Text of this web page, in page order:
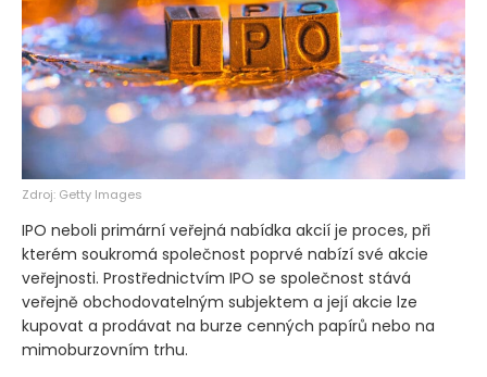
Zdroj: Getty Images
IPO neboli primární veřejná nabídka akcií je proces, při
kterém soukromá společnost poprvé nabízí své akcie
veřejnosti. Prostřednictvím IPO se společnost stává
veřejně obchodovatelným subjektem a její akcie lze
kupovat a prodávat na burze cenných papírů nebo na
mimoburzovním trhu.